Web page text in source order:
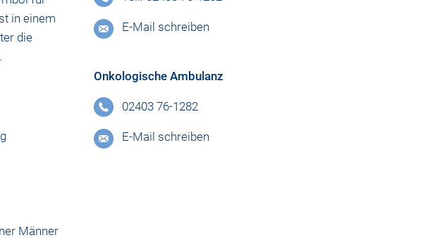
in einem
die
Männer
E-Mail schreiben
Onkologische Ambulanz
02403 76-1282
E-Mail schreiben